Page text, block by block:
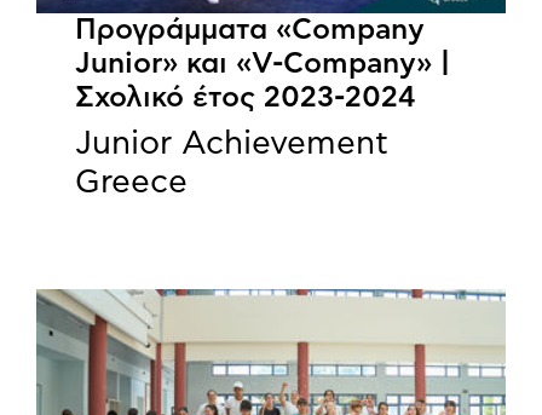
Προγράμματα «Company
Junior» και «V-Company» |
Σχολικό έτος 2023-2024
Junior Achievement
Greece